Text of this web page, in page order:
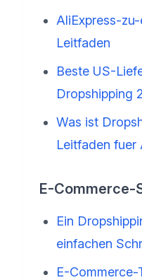
AliExpress-
Leitfaden
Beste US-
Dropshipping
Was ist
Leitfaden fuer
E-Commerce-
Ein
einfachen
E-